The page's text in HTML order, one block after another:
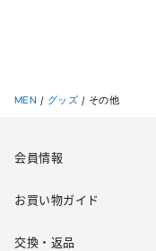
MEN / グッズ / その他
会員情報
お買い物ガイド
交換・返品